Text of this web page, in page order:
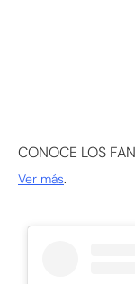
CONOCE LOS
Ver más.